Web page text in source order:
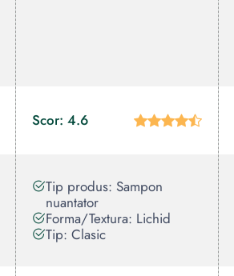
Scor: 4.6
Tip produs: Sampon
nuantator
Forma/Textura: Lichid
Tip: Clasic